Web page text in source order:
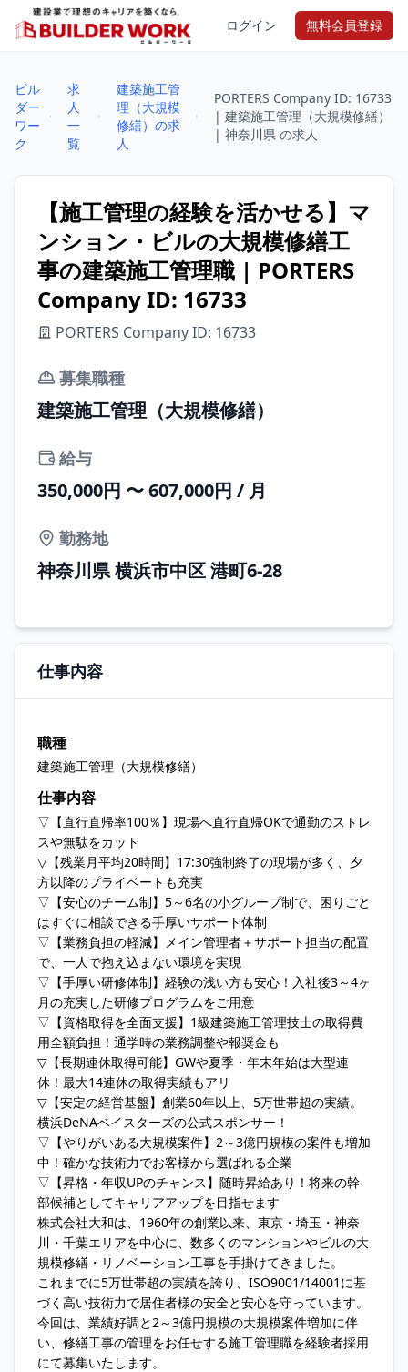
ログイン 無料会員登録
ビル
ダー
ワー
ク
求
人
一
覧
建築施工管
理（大規模
修繕）の求
人
PORTERS Company ID: 16733
| 建築施工管理（大規模修繕）
| 神奈川県 の求人
【施工管理の経験を活かせる】マ
ンション・ビルの大規模修繕工
事の建築施工管理職 | PORTERS
Company ID: 16733
PORTERS Company ID: 16733
募集職種
建築施工管理（大規模修繕）
給与
350,000円 〜 607,000円 / 月
勤務地
神奈川県 横浜市中区 港町6-28
仕事内容
職種
建築施工管理（大規模修繕）
仕事内容
▽【直行直帰率100％】現場へ直行直帰OKで通勤のストレ
スや無駄をカット
▽【残業月平均20時間】17:30強制終了の現場が多く、夕
方以降のプライベートも充実
▽【安心のチーム制】5～6名の小グループ制で、困りごと
はすぐに相談できる手厚いサポート体制
▽【業務負担の軽減】メイン管理者＋サポート担当の配置
で、一人で抱え込まない環境を実現
▽【手厚い研修体制】経験の浅い方も安心！入社後3～4ヶ
月の充実した研修プログラムをご用意
▽【資格取得を全面支援】1級建築施工管理技士の取得費
用全額負担！通学時の業務調整や報奨金も
▽【長期連休取得可能】GWや夏季・年末年始は大型連
休！最大14連休の取得実績もアリ
▽【安定の経営基盤】創業60年以上、5万世帯超の実績。
横浜DeNAベイスターズの公式スポンサー！
▽【やりがいある大規模案件】2～3億円規模の案件も増加
中！確かな技術力でお客様から選ばれる企業
▽【昇格・年収UPのチャンス】随時昇給あり！将来の幹
部候補としてキャリアアップを目指せます
株式会社大和は、1960年の創業以来、東京・埼玉・神奈
川・千葉エリアを中心に、数多くのマンションやビルの大
規模修繕・リノベーション工事を手掛けてきました。
これまでに5万世帯超の実績を誇り、ISO9001/14001に基
づく高い技術力で居住者様の安全と安心を守っています。
今回は、業績好調と2～3億円規模の大規模案件増加に伴
い、修繕工事の管理をお任せする施工管理職を経験者採用
にて募集いたします。